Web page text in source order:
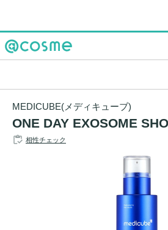
MEDICUBE(メディキューブ)
ONE DAY EXOSOME
相性チェック